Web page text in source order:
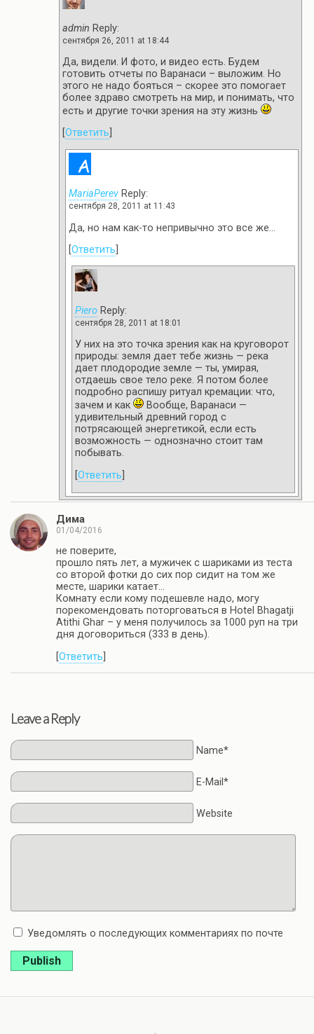
admin Reply:
сентября 26, 2011 at 18:44
Да, видели. И фото, и видео есть. Будем
готовить отчеты по Варанаси – выложим. Но
этого не надо бояться – скорее это помогает
более здраво смотреть на мир, и понимать, что
есть и другие точки зрения на эту жизнь
Ответить
MariaPerev Reply:
сентября 28, 2011 at 11:43
Да, но нам как-то непривычно это все же…
Ответить
Piero Reply:
сентября 28, 2011 at 18:01
У них на это точка зрения как на круговорот
природы: земля дает тебе жизнь — река
дает плодородие земле — ты, умирая,
отдаешь свое тело реке. Я потом более
подробно распишу ритуал кремации: что,
зачем и как
Вообще, Варанаси —
удивительный древний город с
потрясающей энергетикой, если есть
возможность — однозначно стоит там
побывать.
Ответить
Дима
01/04/2016
не поверите,
прошло пять лет, а мужичек с шариками из теста
со второй фотки до сих пор сидит на том же
месте, шарики катает…
Комнату если кому подешевле надо, могу
порекомендовать поторговаться в Hotel Bhagatji
Atithi Ghar – у меня получилось за 1000 руп на три
дня договориться (333 в день).
Ответить
Leave a Reply
Name*
E-Mail*
Website
Уведомлять о последующих комментариях по почте
Publish